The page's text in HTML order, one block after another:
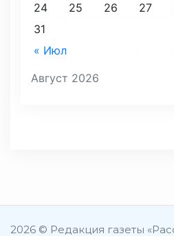
Август 2026
« Июл
24
25 26 27
31
2026 © Редакция газеты